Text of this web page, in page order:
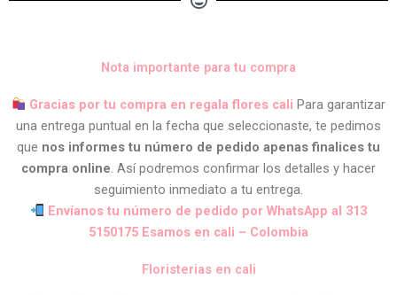
Nota importante para tu compra
Gracias por tu compra en regala flores caliPara garantizar
una entrega puntual en la fecha que seleccionaste, te pedimos
que nos informes tu número de pedido apenas finalices tu
compra online. Así podremos confirmar los detalles y hacer
seguimiento inmediato a tu entrega.
Envíanos tu número de pedido por WhatsApp al 313
5150175 Esamos en cali – Colombia
Floristerias en cali